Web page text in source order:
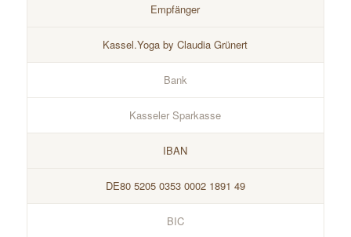
Empfänger
Kassel.Yoga by Claudia Grünert
Bank
Kasseler Sparkasse
IBAN
DE80 5205 0353 0002 1891 49
BIC